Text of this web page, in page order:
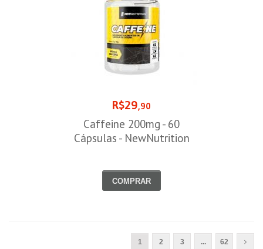
R$29,90
Caffeine 200mg - 60
Cápsulas - NewNutrition
COMPRAR
1 2 3 ... 62